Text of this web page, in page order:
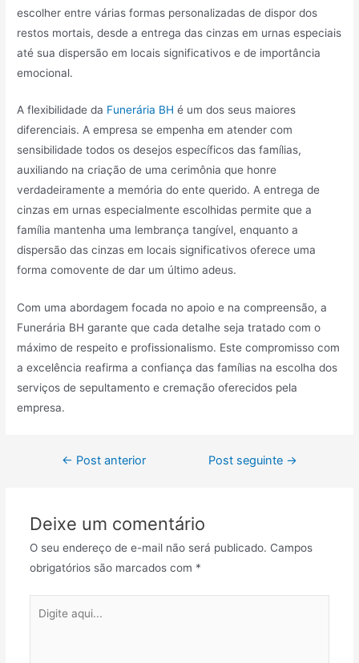
escolher entre várias formas personalizadas de dispor dos
restos mortais, desde a entrega das cinzas em urnas especiais
até sua dispersão em locais significativos e de importância
emocional.
A flexibilidade da Funerária BH é um dos seus maiores
diferenciais. A empresa se empenha em atender com
sensibilidade todos os desejos específicos das famílias,
auxiliando na criação de uma cerimônia que honre
verdadeiramente a memória do ente querido. A entrega de
cinzas em urnas especialmente escolhidas permite que a
família mantenha uma lembrança tangível, enquanto a
dispersão das cinzas em locais significativos oferece uma
forma comovente de dar um último adeus.
Com uma abordagem focada no apoio e na compreensão, a
Funerária BH garante que cada detalhe seja tratado com o
máximo de respeito e profissionalismo. Este compromisso com
a excelência reafirma a confiança das famílias na escolha dos
serviços de sepultamento e cremação oferecidos pela
empresa.
Navegação
← Post anterior Post seguinte →
Deixe um comentário
O seu endereço de e-mail não será publicado. Campos
obrigatórios são marcados com *
aqui...